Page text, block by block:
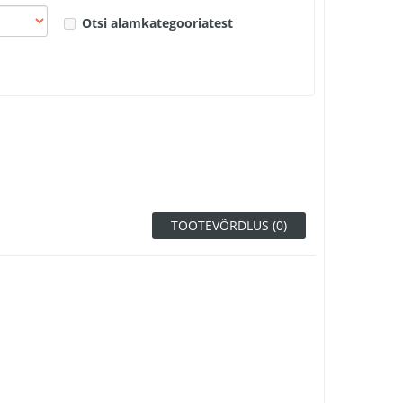
Otsi alamkategooriatest
TOOTEVÕRDLUS (0)